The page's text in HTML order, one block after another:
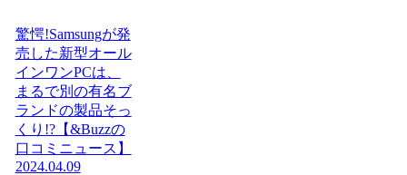
驚愕!Samsungが発
売した新型オール
インワンPCは、
まるで別の有名ブ
ランドの製品そっ
くり!?【&Buzzの
口コミニュース】
2024.04.09